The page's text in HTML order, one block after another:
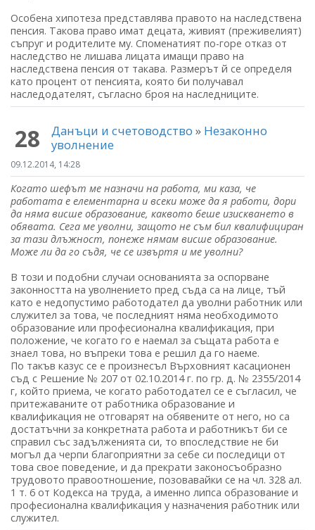
Особена хипотеза представлява правото на наследствена
пенсия. Такова право имат децата, живият (преживелият)
съпруг и родителите му. Споменатият по-горе отказ от
наследство не лишава лицата имащи право на
наследствена пенсия от такава. Размерът й се определя
като процент от пенсията, която би получавал
наследодателят, съгласно броя на наследниците.
28 Данъци и счетоводство » Незаконно
уволнение
09.12.2014, 14:28
Когато шефът ме назначи на работа, ми каза, че
работата е елементарна и всеки може да я работи, дори
да няма висше образование, каквото беше изискването в
обявата. Сега ме уволни, защото не съм бил квалифициран
за тази длъжност, понеже нямам висше образование.
Може ли да го съдя, че се извъртя и ме уволни?
В този и подобни случаи основанията за оспорване
законността на уволнението пред съда са на лице, тъй
като е недопустимо работодател да уволни работник или
служител за това, че последният няма необходимото
образование или професионална квалификация, при
положение, че когато го е наемал за същата работа е
знаел това, но въпреки това е решил да го наеме.
По такъв казус се е произнесъл Върховният касационен
съд с Решение № 207 от 02.10.2014 г. по гр. д. № 2355/2014
г, който приема, че когато работодател се е съгласил, че
притежаваните от работника образование и
квалификация не отговарят на обявените от него, но са
достатъчни за конкретната работа и работникът би се
справил със задълженията си, то впоследствие не би
могъл да черпи благоприятни за себе си последици от
това свое поведение, и да прекрати законосъобразно
трудовото правоотношение, позовавайки се на чл. 328 ал.
1 т. 6 от Кодекса на труда, а именно липса образование и
професионална квалификация у назначения работник или
служител.